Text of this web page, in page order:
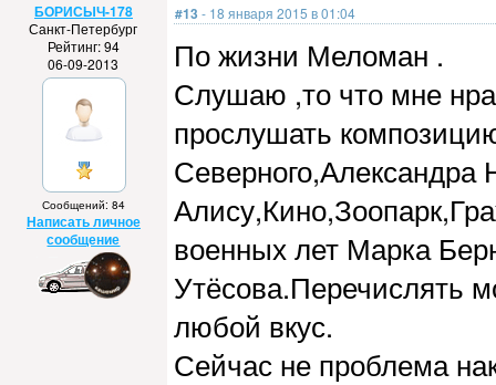
БОРИСЫЧ-178
Санкт-Петербург
Рейтинг: 94
06-09-2013
Сообщений: 84
Написать личное
сообщение
#13 - 18 января 2015 в 01:04
По жизни Меломан .
Слушаю ,то что мне
прослушать
Северного,Александра
военных лет Марка
Утёсова.Перечислять
любой вкус.
Сейчас не проблема